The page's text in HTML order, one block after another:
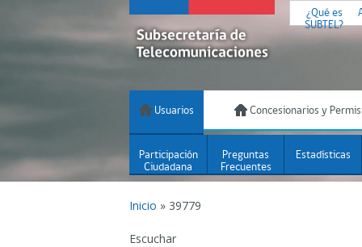
¿Qué es
SUBTEL?
Usuarios Concesionarios y
Participación
Ciudadana
Preguntas
Frecuentes
Estadísticas
Inicio » 39779
Escuchar